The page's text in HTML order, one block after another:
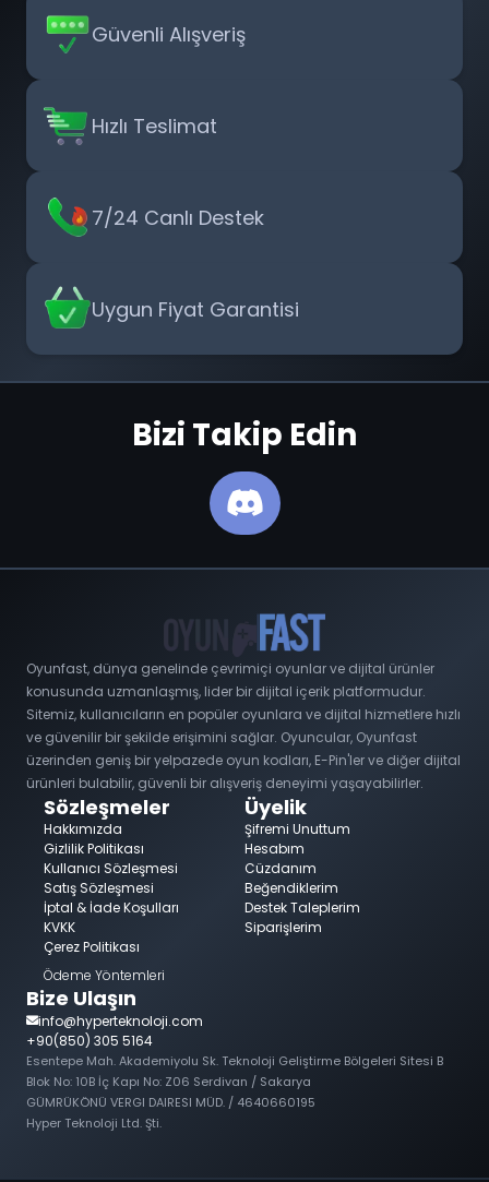
Güvenli Alışveriş
Hızlı Teslimat
7/24 Canlı Destek
Uygun Fiyat Garantisi
Bizi Takip Edin
Oyunfast, dünya genelinde çevrimiçi oyunlar ve dijital ürünler
konusunda uzmanlaşmış, lider bir dijital içerik platformudur.
Sitemiz, kullanıcıların en popüler oyunlara ve dijital hizmetlere hızlı
ve güvenilir bir şekilde erişimini sağlar. Oyuncular, Oyunfast
üzerinden geniş bir yelpazede oyun kodları, E-Pin'ler ve diğer dijital
ürünleri bulabilir, güvenli bir alışveriş deneyimi yaşayabilirler.
Sözleşmeler
Hakkımızda
Gizlilik Politikası
Kullanıcı Sözleşmesi
Satış Sözleşmesi
İptal & İade Koşulları
KVKK
Çerez Politikası
Ödeme Yöntemleri
Üyelik
Şifremi Unuttum
Hesabım
Cüzdanım
Beğendiklerim
Destek Taleplerim
Siparişlerim
Bize Ulaşın
info@hyperteknoloji.com
+90(850) 305 5164
Esentepe Mah. Akademiyolu Sk. Teknoloji Geliştirme Bölgeleri Sitesi B
Blok No: 10B İç Kapı No: Z06 Serdivan / Sakarya
GÜMRÜKÖNÜ VERGI DAIRESI MÜD. / 4640660195
Hyper Teknoloji Ltd. Şti.